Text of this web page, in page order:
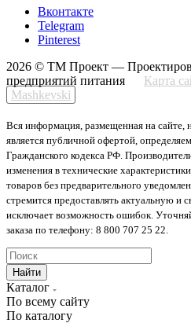
Вконтакте
Telegram
Pinterest
2026 © ТМ Проект —
предприятий питания
Карта
Mashkevski
Вся информация, размещенная на сайте,
является публичной офертой,
Гражданского кодекса РФ.
изменения в технические
товаров без предварительного
стремится предоставлять актуальную
исключает возможность ошибок.
заказа по телефону: 8 800 707 25 22.
Найти
Каталог
По всему сайту
По каталогу